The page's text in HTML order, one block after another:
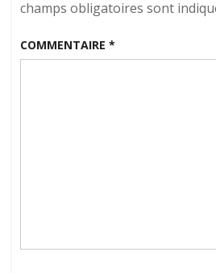
champs obligatoires sont
COMMENTAIRE *